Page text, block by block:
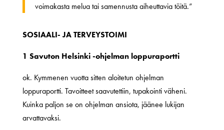
voimakasta melua tai samennusta aiheuttavia töitä.”
SOSIAALI- JA TERVEYSTOIMI
1 Savuton Helsinki -ohjelman loppuraportti
ok. Kymmenen vuotta sitten aloitetun ohjelman
loppuraportti. Tavoitteet saavutettiin, tupakointi väheni.
Kuinka paljon se on ohjelman ansiota, jäänee lukijan
arvattavaksi.